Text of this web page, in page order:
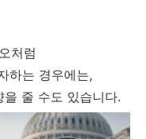
처럼
하는 경우에는,
줄 수도 있습니다.